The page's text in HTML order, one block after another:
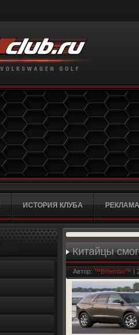
ИСТОРИЯ КЛУБА
Китайцы
Автор: ™B®embo™ |